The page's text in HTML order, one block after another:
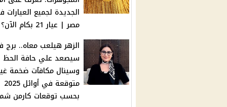
الجديدة لجميع العيارات
مصر | عيار 21 بكام الآن؟
الزهر هيلعب معاه.. برج
سيصعد علي حافة الحظ
وسينال مكافآت ضخمة
متوقعة في أوائل 2025
بحسب توقعات كارمن